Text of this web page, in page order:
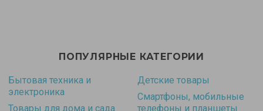
ПОПУЛЯРНЫЕ КАТЕГОРИИ
Бытовая техника и
электроника
Товары для дома и сада
Детские товары
Смартфоны, мобильные
телефоны и планшеты